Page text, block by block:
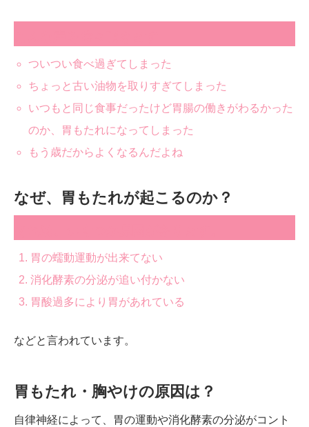
ついつい食べ過ぎてしまった
ちょっと古い油物を取りすぎてしまった
いつもと同じ食事だったけど胃腸の働きがわるかった
のか、胃もたれになってしまった
もう歳だからよくなるんだよね
なぜ、胃もたれが起こるのか？
胃の蠕動運動が出来てない
消化酵素の分泌が追い付かない
胃酸過多により胃があれている
などと言われています。
胃もたれ・胸やけの原因は？
自律神経によって、胃の運動や消化酵素の分泌がコント